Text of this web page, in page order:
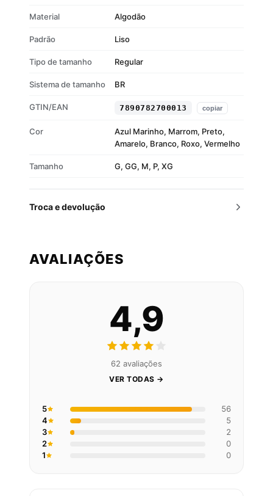
Material Algodão
Padrão Liso
Tipo de tamanho Regular
Sistema de tamanho BR
GTIN/EAN 7890782700013 copiar
Cor
Azul Marinho, Marrom, Preto,
Amarelo, Branco, Roxo, Vermelho
Tamanho G, GG, M, P, XG
Troca e devolução
AVALIAÇÕES
4,9
62 avaliações
VER TODAS →
5
56
4
5
3
2
2
0
1
0